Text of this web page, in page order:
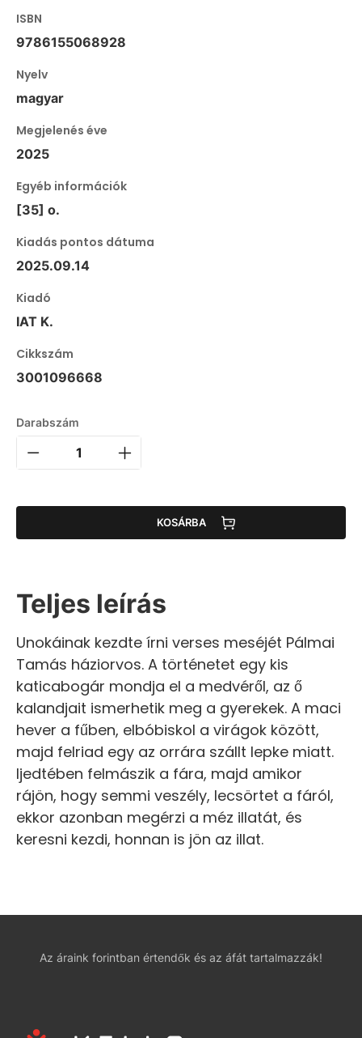
ISBN
9786155068928
Nyelv
magyar
Megjelenés éve
2025
Egyéb információk
[35] o.
Kiadás pontos dátuma
2025.09.14
Kiadó
IAT K.
Cikkszám
3001096668
Darabszám
KOSÁRBA
Teljes leírás
Unokáinak kezdte írni verses meséjét Pálmai
Tamás háziorvos. A történetet egy kis
katicabogár mondja el a medvéről, az ő
kalandjait ismerhetik meg a gyerekek. A maci
hever a fűben, elbóbiskol a virágok között,
majd felriad egy az orrára szállt lepke miatt.
Ijedtében felmászik a fára, majd amikor
rájön, hogy semmi veszély, lecsörtet a fáról,
ekkor azonban megérzi a méz illatát, és
keresni kezdi, honnan is jön az illat.
Az áraink forintban értendők és az áfát tartalmazzák!